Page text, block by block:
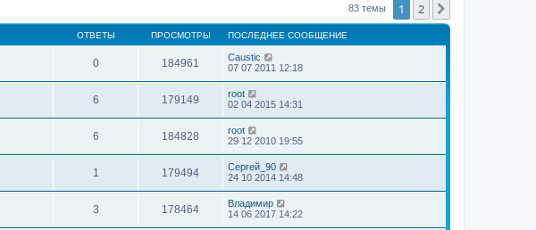
83 темы 1 2
ОТВЕТЫ ПРОСМОТРЫ ПОСЛЕДНЕЕ СООБЩЕНИЕ
0 184961
Caustic
07 07 2011 12:18
6 179149
root
02 04 2015 14:31
6 184828
root
29 12 2010 19:55
1 179494
Сергей_90
24 10 2014 14:48
3 178464
Владимир
14 06 2017 14:22